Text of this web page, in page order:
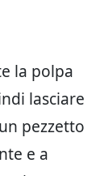
la polpa
lasciare
pezzetto
e a